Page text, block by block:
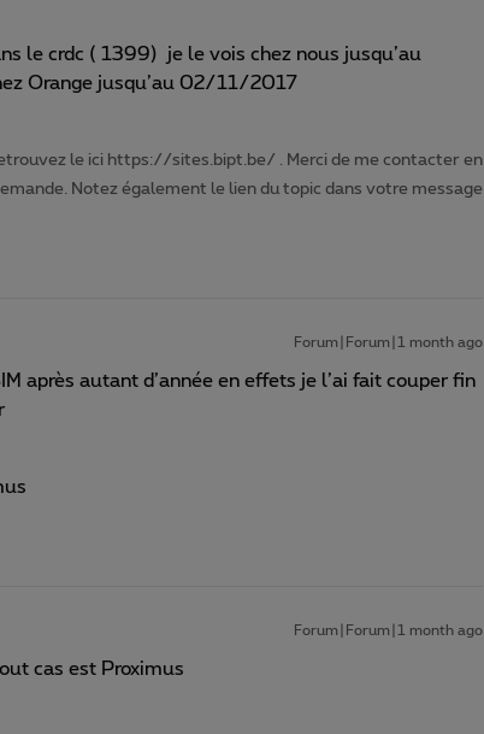
le crdc ( 1399) je le vois chez nous jusqu’au
Orange jusqu’au 02/11/2017
le ici https://sites.bipt.be/ . Merci de me contacter en
Notez également le lien du topic dans votre message
Forum|Forum|1 month ago
après autant d’année en effets je l’ai fait couper fin
Forum|Forum|1 month ago
cas est Proximus